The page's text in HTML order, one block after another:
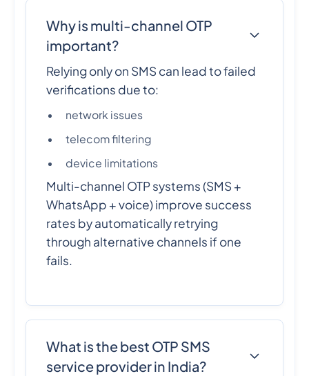
Why is multi-channel OTP
important?
Relying only on SMS can lead to failed
verifications due to:
network issues
telecom filtering
device limitations
Multi-channel OTP systems (SMS +
WhatsApp + voice) improve success
rates by automatically retrying
through alternative channels if one
fails.
What is the best OTP SMS
service provider in India?